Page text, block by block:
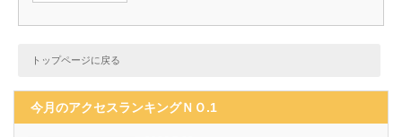
トップページに戻る
今月のアクセスランキングＮＯ.1